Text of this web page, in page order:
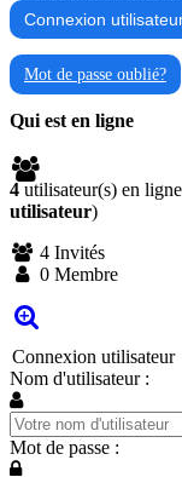
Mot de passe oublié?
Qui est en ligne
4 utilisateur(s) en
utilisateur)
4 Invités
0 Membre
Connexion utilisateur
Nom d'utilisateur :
Mot de passe :